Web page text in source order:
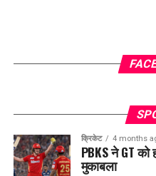
क्रिकेट 4 months
PBKS ने GT को
मुकाबला